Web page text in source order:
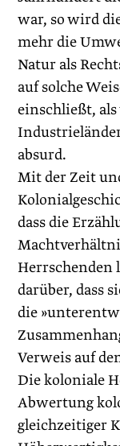
war, so wird
mehr die
Natur als
auf solche
einschließt,
absurd.
Mit der Zeit
dass die
darüber, dass
die
Verweis auf
Die koloniale
Abwertung
gleichzeitiger